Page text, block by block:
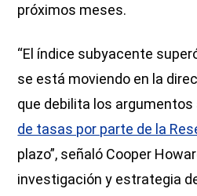
próximos meses.
“El índice subyacente
se está moviendo en la
que debilita los argumentos
de tasas por parte de la
plazo”, señaló Cooper
investigación y estrategia